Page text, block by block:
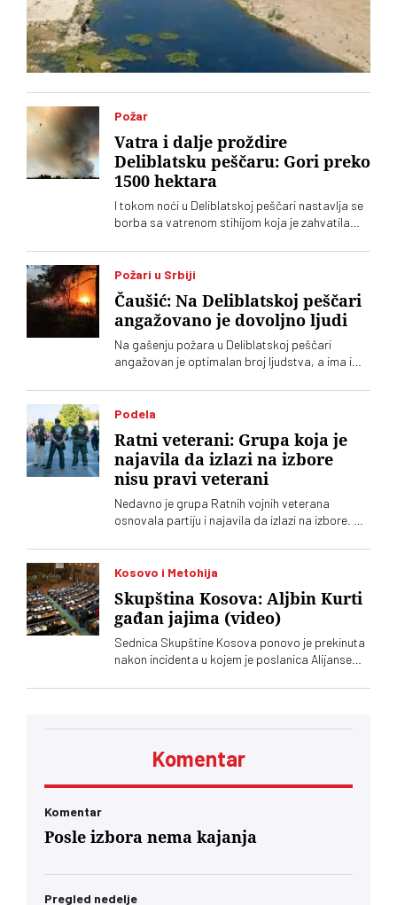
Požar
Vatra i dalje proždire
Deliblatsku peščaru: Gori preko
1500 hektara
I tokom noći u Deliblatskoj peščari nastavlja se
borba sa vatrenom stihijom koja je zahvatila
Požari u Srbiji
Čaušić: Na Deliblatskoj peščari
angažovano je dovoljno ljudi
Na gašenju požara u Deliblatskoj peščari
angažovan je optimalan broj ljudstva, a ima i
pomoćnik ministra Ministarstva unutrašnjih
poslova. Požarom je zahvaćeno oko hiljadu i po
Podela
Ratni veterani: Grupa koja je
najavila da izlazi na izbore
nisu pravi veterani
Nedavno je grupa Ratnih vojnih veterana
osnovala partiju i najavila da izlazi na izbore. Oni
se od njih
Kosovo i Metohija
Skupština Kosova: Aljbin Kurti
gađan jajima (video)
Sednica Skupštine Kosova ponovo je prekinuta
nakon incidenta u kojem je poslanica Alijanse
premijera Aljbina Kurtija
Komentar
Komentar
Posle izbora nema kajanja
Pregled nedelje